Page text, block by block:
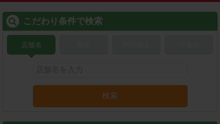
こだわり条件で検索
店舗名
検索